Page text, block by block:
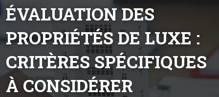
ÉVALUATION DES
PROPRIÉTÉS DE LUXE :
CRITÈRES SPÉCIFIQUES
À CONSIDÉRER